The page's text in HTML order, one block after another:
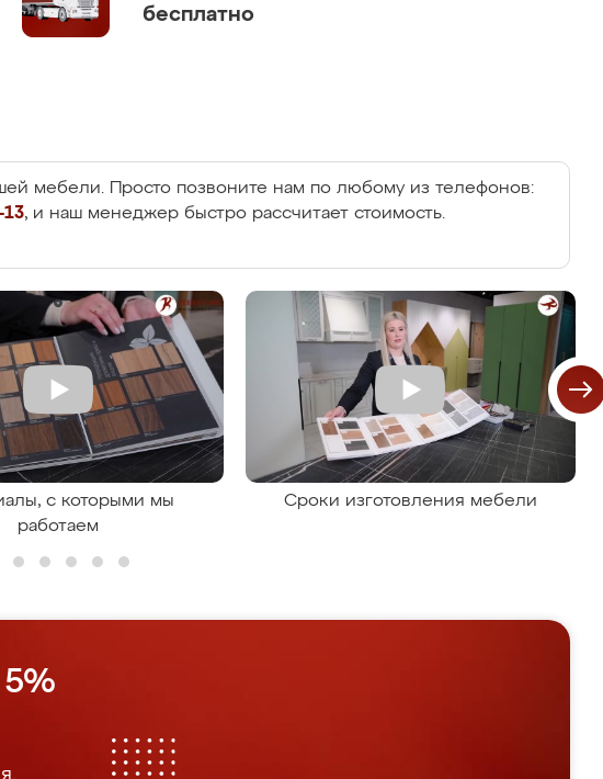
бесплатно
мебели. Просто позвоните нам по любому из телефонов:
13, и наш менеджер быстро рассчитает стоимость.
с которыми мы
работаем
Сроки изготовления мебели